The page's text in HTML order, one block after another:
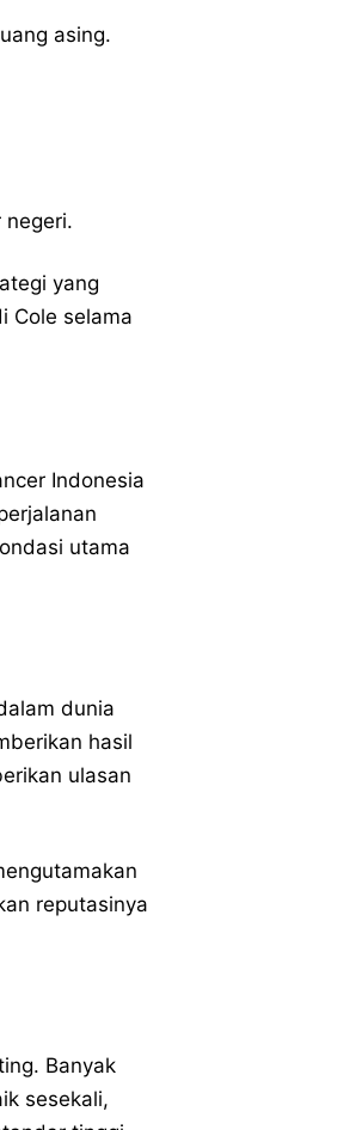
asing.
negeri.
yang
Cole selama
Indonesia
utama
dunia
hasil
ulasan
reputasinya
Banyak
sesekali,